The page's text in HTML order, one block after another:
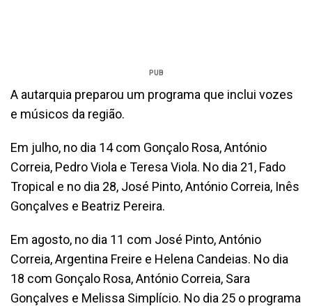
PUB
A autarquia preparou um programa que inclui vozes
e músicos da região.
Em julho, no dia 14 com Gonçalo Rosa, António
Correia, Pedro Viola e Teresa Viola. No dia 21, Fado
Tropical e no dia 28, José Pinto, António Correia, Inês
Gonçalves e Beatriz Pereira.
Em agosto, no dia 11 com José Pinto, António
Correia, Argentina Freire e Helena Candeias. No dia
18 com Gonçalo Rosa, António Correia, Sara
Gonçalves e Melissa Simplício. No dia 25 o programa